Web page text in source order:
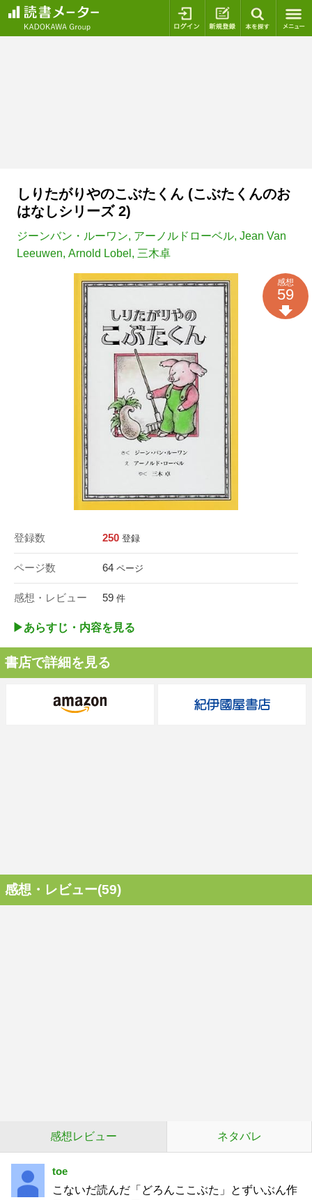
ログイン 新規登録
しりたがりやのこぶたくん (こぶたくんのお
はなしシリーズ 2)
ジーンバン・ルーワン, アーノルドローベル, Jean Van
Leeuwen, Arnold Lobel , 三木卓
登録数 250 登録
ページ数 64 ページ
感想・レビュー 59 件
感想
59
▶︎あらすじ・内容を見る
書店で詳細を見る
感想・レビュー(59)
感想レビュー ネタバレ
toe
こないだ読んだ「どろんここぶた」とずいぶん作